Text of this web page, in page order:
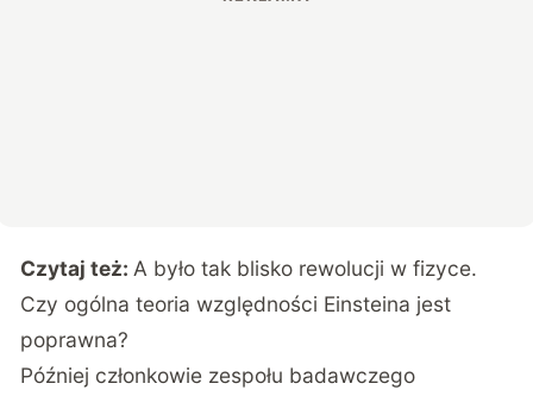
Czytaj też: A było tak blisko rewolucji w fizyce.
Czy ogólna teoria względności Einsteina jest
poprawna?
Później członkowie zespołu badawczego